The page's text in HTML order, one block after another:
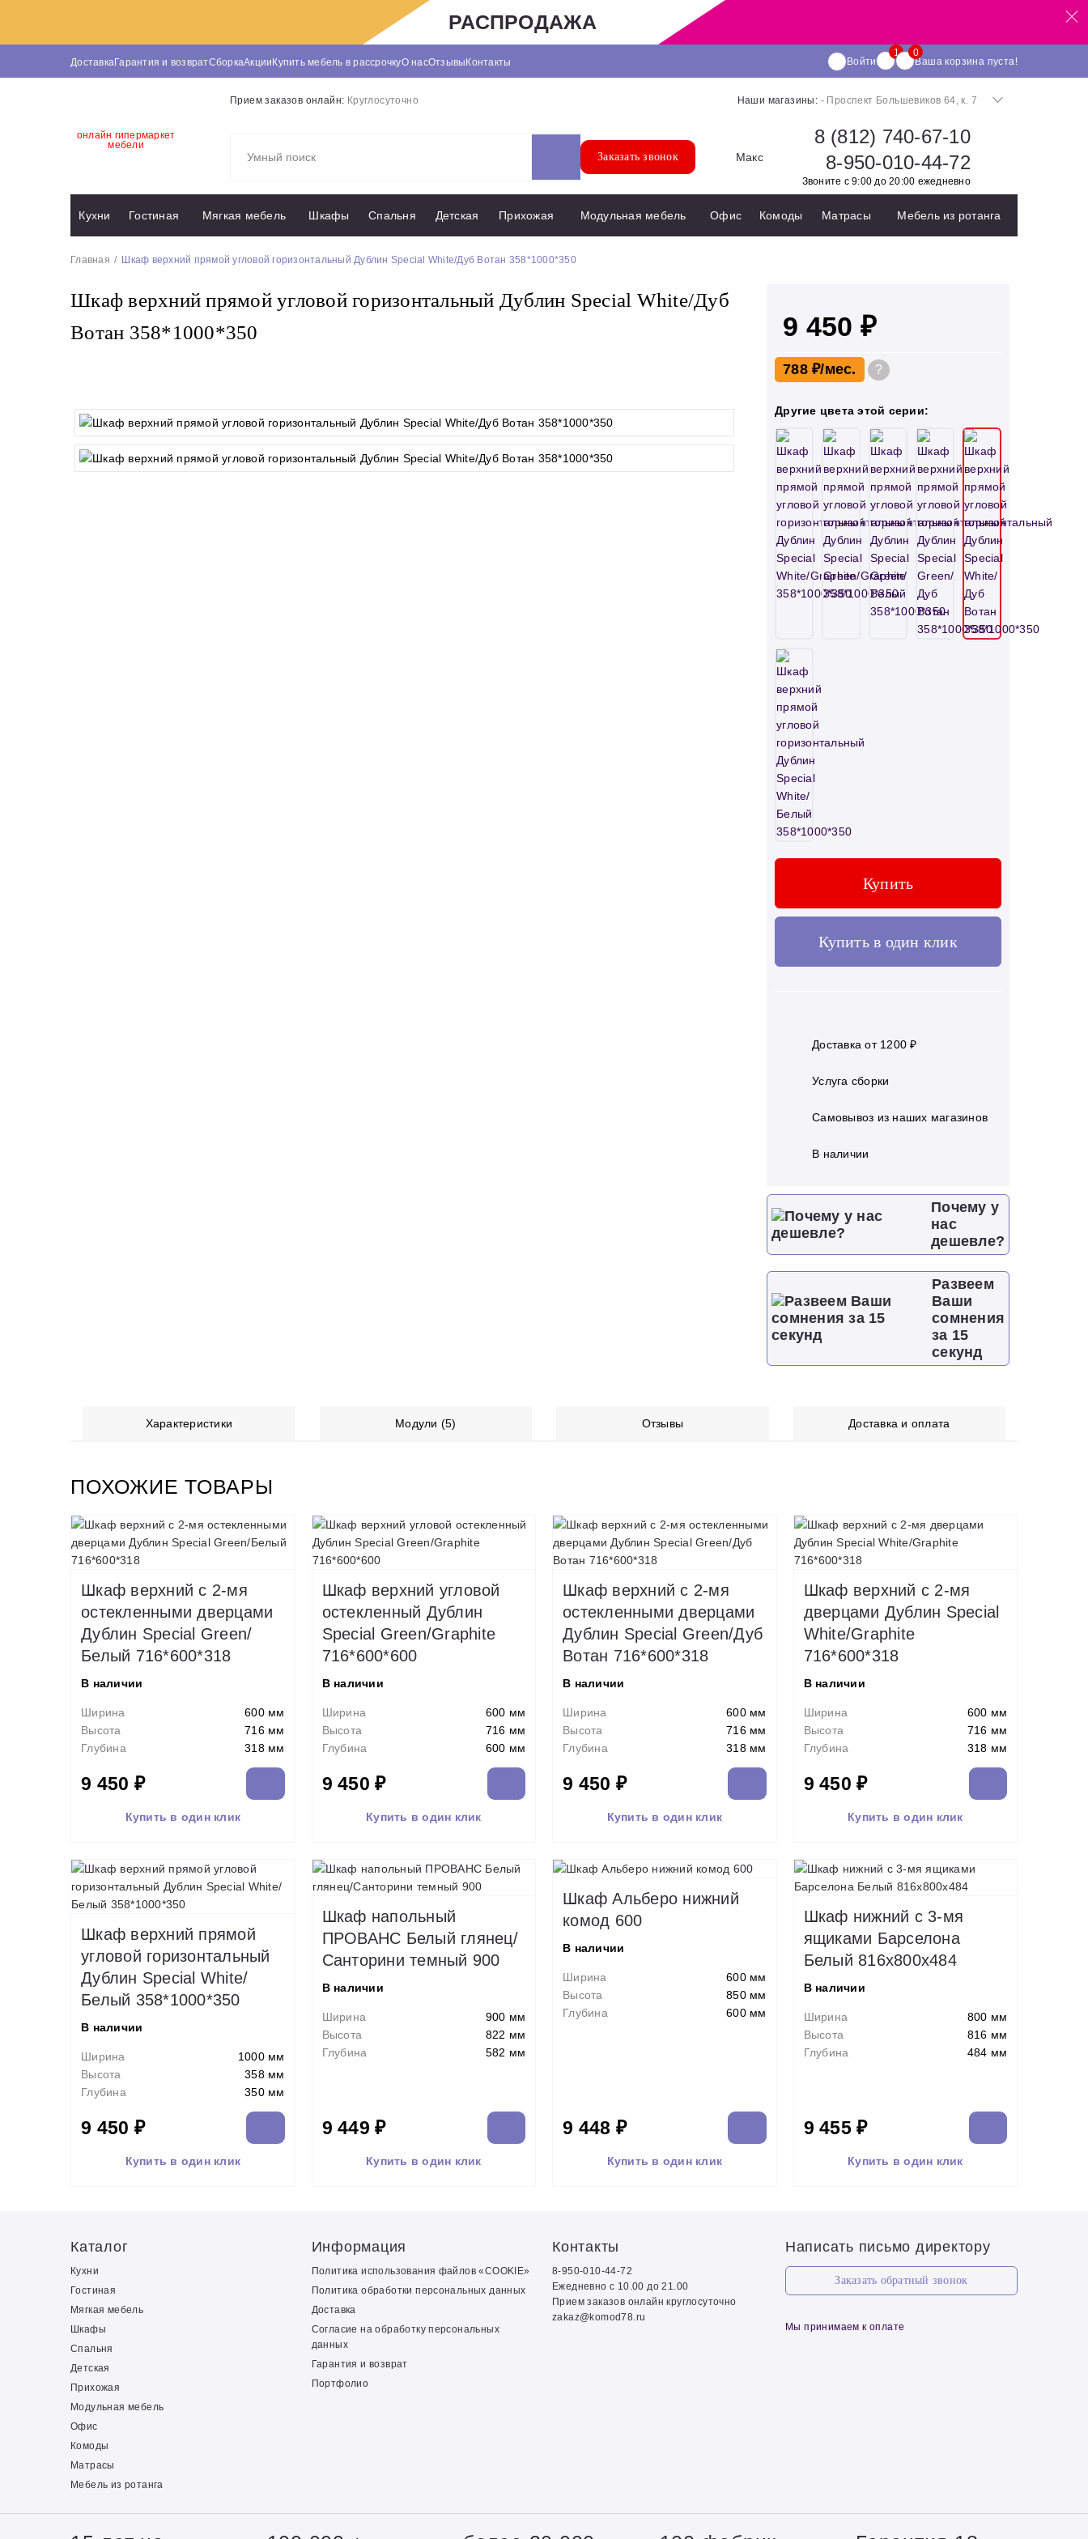
РАСПРОДАЖА
ДоставкаГарантия и возвратСборкаАкцииКупить мебель в рассрочкуО насОтзывыКонтакты Войти Ваша корзина пуста!
онлайн гипермаркет
мебели
Прием заказов онлайн: Круглосуточно Наши магазины: - Проспект Большевиков 64, к. 7
Заказать звонок Макс
8 (812) 740-67-10
8-950-010-44-72
Звоните с 9:00 до 20:00 ежедневно
Кухни Гостиная Мягкая мебель Шкафы Спальня Детская Прихожая Модульная мебель Офис Комоды Матрасы Мебель из ротанга
Главная Шкаф верхний прямой угловой горизонтальный Дублин Special White/Дуб Вотан 358*1000*350
Шкаф верхний прямой угловой горизонтальный Дублин Special White/Дуб
Вотан 358*1000*350
9 450 ₽
788 ₽ ?
Другие цвета этой серии:
Купить
Купить в один клик
Доставка от 1200 ₽
Услуга сборки
Самовывоз из наших магазинов
В наличии
Почему у
нас
дешевле?
Развеем
Ваши
сомнения
за 15
секунд
Характеристики Модули (5) Отзывы Доставка и оплата
ПОХОЖИЕ ТОВАРЫ
Шкаф верхний с 2-мя
остекленными дверцами
Дублин Special Green/
Белый 716*600*318
В наличии
Ширина
600 мм
Высота
716 мм
Глубина
318 мм
9 450 ₽
Купить в один клик
Шкаф верхний угловой
остекленный Дублин
Special Green/Graphite
716*600*600
В наличии
Ширина
600 мм
Высота
716 мм
Глубина
600 мм
9 450 ₽
Купить в один клик
Шкаф верхний с 2-мя
остекленными дверцами
Дублин Special Green/Дуб
Вотан 716*600*318
В наличии
Ширина
600 мм
Высота
716 мм
Глубина
318 мм
9 450 ₽
Купить в один клик
Шкаф верхний с 2-мя
дверцами Дублин Special
White/Graphite
716*600*318
В наличии
Ширина
600 мм
Высота
716 мм
Глубина
318 мм
9 450 ₽
Купить в один клик
Шкаф верхний прямой
угловой горизонтальный
Дублин Special White/
Белый 358*1000*350
В наличии
Ширина
1000 мм
Высота
358 мм
Глубина
350 мм
9 450 ₽
Купить в один клик
Шкаф напольный
ПРОВАНС Белый глянец/
Санторини темный 900
В наличии
Ширина
900 мм
Высота
822 мм
Глубина
582 мм
9 449 ₽
Купить в один клик
Шкаф Альберо нижний
комод 600
В наличии
Ширина
600 мм
Высота
850 мм
Глубина
600 мм
9 448 ₽
Купить в один клик
Шкаф нижний с 3-мя
ящиками Барселона
Белый 816х800х484
В наличии
Ширина
800 мм
Высота
816 мм
Глубина
484 мм
9 455 ₽
Купить в один клик
Каталог
Кухни
Гостиная
Мягкая мебель
Шкафы
Спальня
Детская
Прихожая
Модульная мебель
Офис
Комоды
Матрасы
Мебель из ротанга
Информация
Политика использования файлов «COOKIE»
Политика обработки персональных данных
Доставка
Согласие на обработку персональных
данных
Гарантия и возврат
Портфолио
Контакты
8-950-010-44-72
Ежедневно с 10.00 до 21.00
Прием заказов онлайн круглосуточно
zakaz@komod78.ru
Написать письмо директору
Заказать обратный звонок
Мы принимаем к оплате